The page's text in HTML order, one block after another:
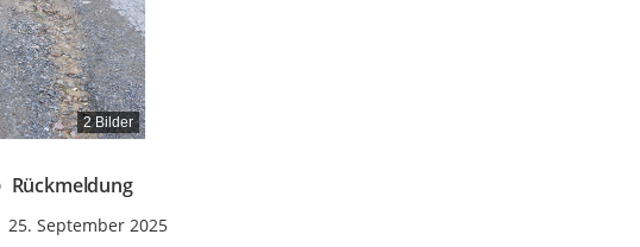
2 Bilder
Rückmeldung
Zeitpunkt des Erstellens
25. September 2025